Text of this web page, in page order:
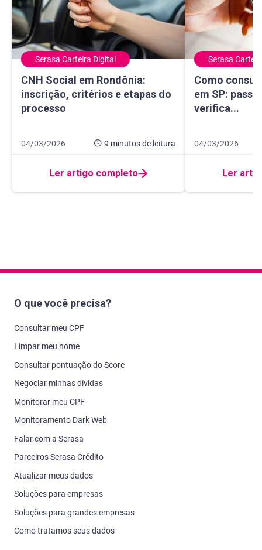
Serasa Carteira Digital
CNH Social em Rondônia:
inscrição, critérios e etapas do
processo
CNH Social em Rondônia: inscrição, critérios e etapas do
Data de publicação 4 de março de 2026
04/03/2026 9 minutosde leitura
9 minutos de leitura
Ler artigo completo
Serasa
Como
em SP:
verifica...
Como
Data de
04/03/2026
7 minutos de
Ler
O que você precisa?
Consultar meu CPF
Limpar meu nome
Consultar pontuação do Score
Negociar minhas dívidas
Monitorar meu CPF
Monitoramento Dark Web
Falar com a Serasa
Parceiros Serasa Crédito
Atualizar meus dados
Soluções para empresas
Soluções para grandes empresas
Como tratamos seus dados